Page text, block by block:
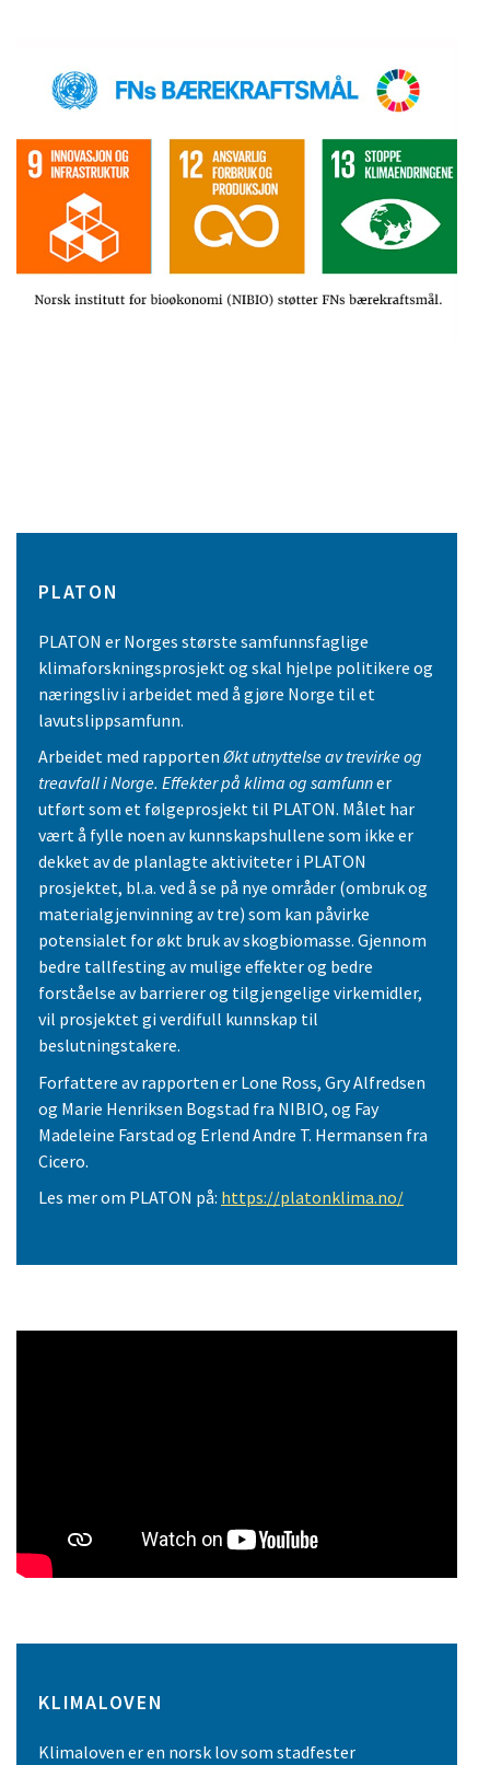
PLATON
PLATON er Norges største samfunnsfaglige
klimaforskningsprosjekt og skal hjelpe politikere og
næringsliv i arbeidet med å gjøre Norge til et
lavutslippsamfunn.
Arbeidet med rapporten Økt utnyttelse av trevirke og
treavfall i Norge. Effekter på klima og samfunner
utført som et følgeprosjekt til PLATON. Målet har
vært å fylle noen av kunnskapshullene som ikke er
dekket av de planlagte aktiviteter i PLATON
prosjektet, bl.a. ved å se på nye områder (ombruk og
materialgjenvinning av tre) som kan påvirke
potensialet for økt bruk av skogbiomasse. Gjennom
bedre tallfesting av mulige effekter og bedre
forståelse av barrierer og tilgjengelige virkemidler,
vil prosjektet gi verdifull kunnskap til
beslutningstakere.
Forfattere av rapporten er Lone Ross, Gry Alfredsen
og Marie Henriksen Bogstad fra NIBIO, og Fay
Madeleine Farstad og Erlend Andre T. Hermansen fra
Cicero.
Les mer om PLATON på: https://platonklima.no/
KLIMALOVEN
Klimaloven er en norsk lov som stadfester